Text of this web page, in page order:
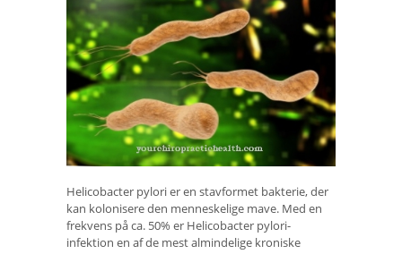
Helicobacter pylori er en stavformet bakterie, der
kan kolonisere den menneskelige mave. Med en
frekvens på ca. 50% er Helicobacter pylori-
infektion en af ​​de mest almindelige kroniske